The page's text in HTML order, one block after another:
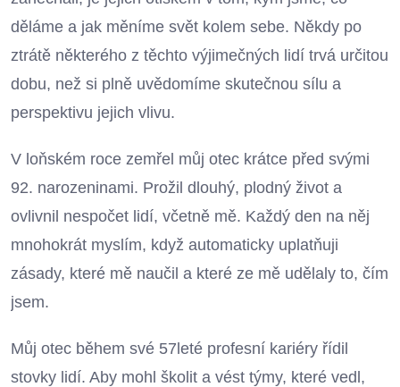
děláme a jak měníme svět kolem sebe. Někdy po
ztrátě některého z těchto výjimečných lidí trvá určitou
dobu, než si plně uvědomíme skutečnou sílu a
perspektivu jejich vlivu.
V loňském roce zemřel můj otec krátce před svými
92. narozeninami. Prožil dlouhý, plodný život a
ovlivnil nespočet lidí, včetně mě. Každý den na něj
mnohokrát myslím, když automaticky uplatňuji
zásady, které mě naučil a které ze mě udělaly to, čím
jsem.
Můj otec během své 57leté profesní kariéry řídil
stovky lidí. Aby mohl školit a vést týmy, které vedl,